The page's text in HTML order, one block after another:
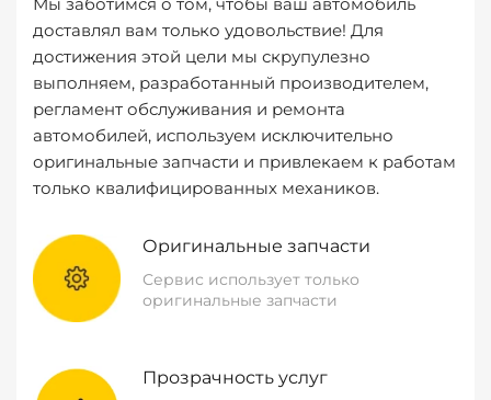
доставлял вам только удовольствие! Для
достижения этой цели мы скрупулезно
выполняем, разработанный производителем,
регламент обслуживания и ремонта
автомобилей, используем исключительно
оригинальные запчасти и привлекаем к работам
только квалифицированных механиков.
Оригинальные запчасти
Сервис использует только
оригинальные запчасти
Прозрачность услуг